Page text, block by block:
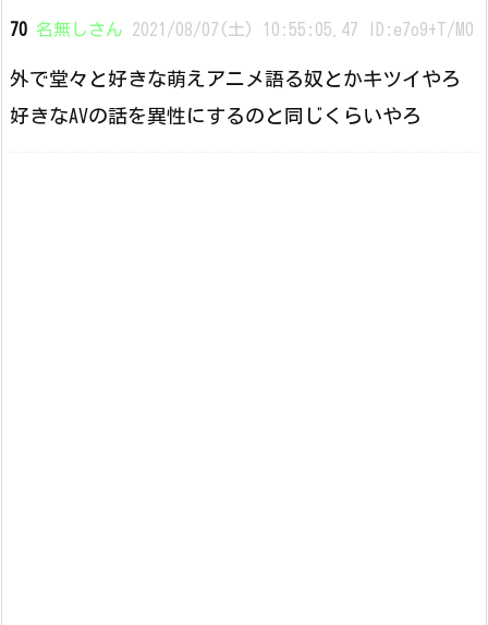
70 名無しさん 2021/08/07(土) 10:55:05.47 ID:e7o9+T/M0
外で堂々と好きな萌えアニメ語る奴とかキツイやろ
好きなAVの話を異性にするのと同じくらいやろ